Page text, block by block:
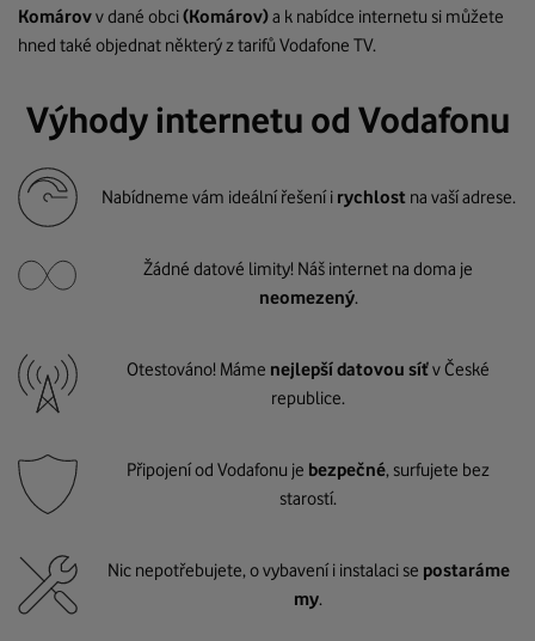
Komárovv dané obci(Komárov)a k nabídce internetu si můžete
hned také objednat některý z tarifů Vodafone TV.
Výhody internetu od Vodafonu
Nabídneme vám ideální řešení i rychlost na vaší adrese.
Žádné datové limity! Náš internet na doma je
neomezený.
Otestováno! Máme nejlepší datovou síťv České
republice.
Připojení od Vodafonu je bezpečné, surfujete bez
starostí.
Nic nepotřebujete, o vybavení i instalaci se postaráme
my.